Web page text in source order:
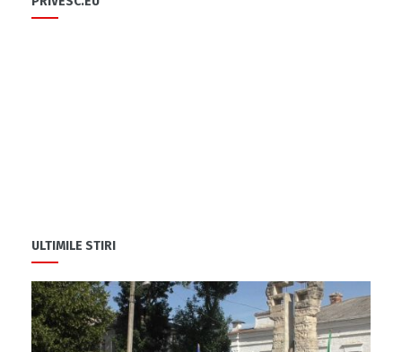
ULTIMILE STIRI